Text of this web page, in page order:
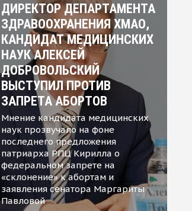
ДИРЕКТОР ДЕПАРТАМЕНТА
ЗДРАВООХРАНЕНИЯ ХМАО,
КАНДИДАТ МЕДИЦИНСКИХ
НАУК АЛЕКСЕЙ
ДОБРОВОЛЬСКИЙ
ВЫСТУПИЛ ПРОТИВ
ЗАПРЕТА АБОРТОВ
Мнение кандидата медицинских
наук прозвучало на фоне
последнего предложения
патриарха РПЦ Кирилла о
федеральном запрете на
«склонение» к абортам и
заявления сенатора Маргариты
Павловой